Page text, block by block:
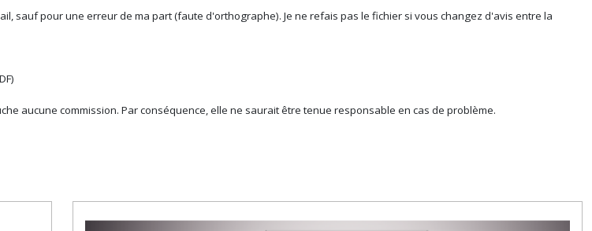
sauf pour une erreur de ma part (faute d'orthographe). Je ne refais pas le fichier si vous changez d'avis entre la
aucune commission. Par conséquence, elle ne saurait être tenue responsable en cas de problème.